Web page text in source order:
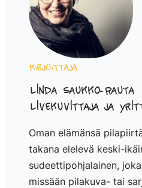
Kirjoittaja
Linda Saukko-Rauta
Livekuvittaja ja
Oman elämänsä
takana elelevä keski-
sudeettipohjalainen,
missään pilakuva- tai